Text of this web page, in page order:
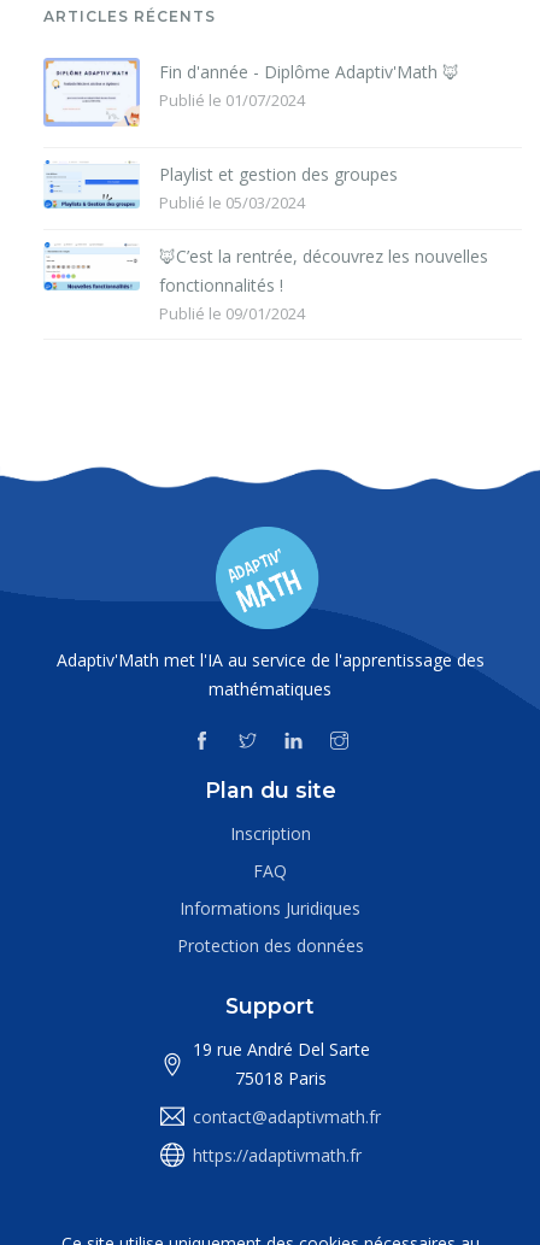
ARTICLES RÉCENTS
Fin d'année - Diplôme Adaptiv'Math 🦊
Publié le 01/07/2024
Playlist et gestion des groupes
Publié le 05/03/2024
🦊C’est la rentrée, découvrez les nouvelles
fonctionnalités !
Publié le 09/01/2024
Adaptiv'Math met l'IA au service de l'apprentissage des
mathématiques
Plan du site
Inscription
FAQ
Informations Juridiques
Protection des données
Support
19 rue André Del Sarte
75018 Paris
contact@adaptivmath.fr
https://adaptivmath.fr